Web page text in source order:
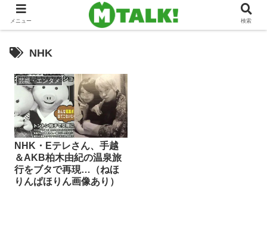
NHK
芸能・エンタメ
NHK・Eテレさん、手越
＆AKB柏木由紀の温泉旅
行をブタで再現…（ねほ
りんぱほりん画像あり）
メニュー 検索